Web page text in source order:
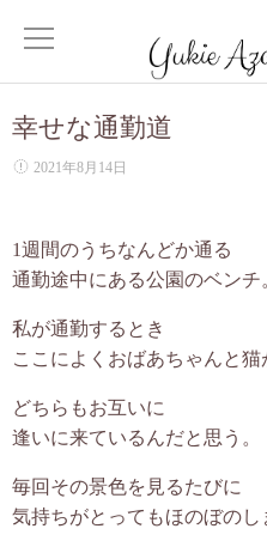
ホーム
Dr. Yukie の月いち心良所
しなやかな大人の美人マイン
クリスタルアカシックリーデ
幸せな通勤道
2021年8月14日
1週間のうちなんどか通る
通勤途中にある公園のベンチ
私が通勤するとき
ここによくおばあちゃんと猫
どちらもお互いに
逢いに来ているんだと思う。
毎回その景色を見るたびに
気持ちがとってもほのぼのし